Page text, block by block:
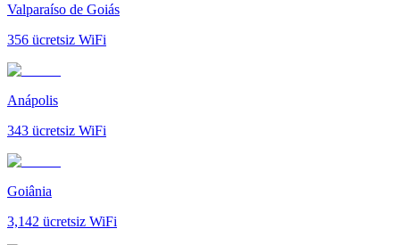
Valparaíso de Goiás
356 ücretsiz WiFi
Anápolis
343 ücretsiz WiFi
Goiânia
3,142 ücretsiz WiFi